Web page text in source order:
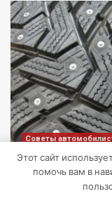
Советы
Шины Hankook
Шипованные:
Этот сайт
помочь вам в